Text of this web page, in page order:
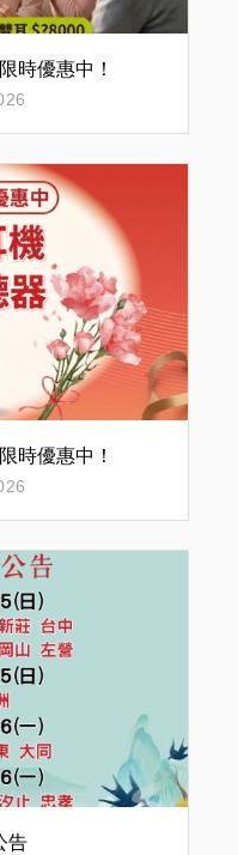
時優惠中！
時優惠中！
告